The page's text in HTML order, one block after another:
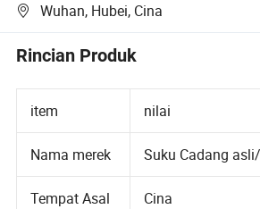
Wuhan, Hubei, Cina
Rincian Produk
item nilai
Nama merek Suku Cadang
Tempat Asal Cina